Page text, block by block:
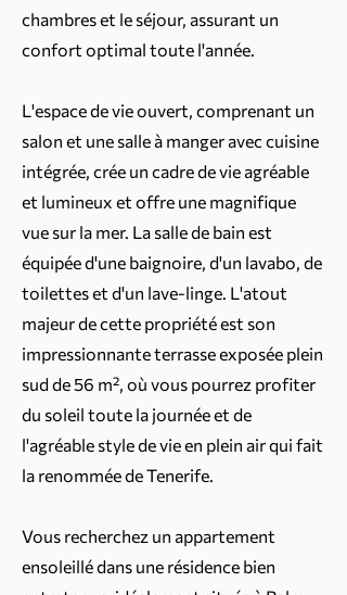
chambres et le séjour, assurant un
confort optimal toute l'année.
L'espace de vie ouvert, comprenant un
salon et une salle à manger avec cuisine
intégrée, crée un cadre de vie agréable
et lumineux et offre une magnifique
vue sur la mer. La salle de bain est
équipée d'une baignoire, d'un lavabo, de
toilettes et d'un lave-linge. L'atout
majeur de cette propriété est son
impressionnante terrasse exposée plein
sud de 56 m², où vous pourrez profiter
du soleil toute la journée et de
l'agréable style de vie en plein air qui fait
la renommée de Tenerife.
Vous recherchez un appartement
ensoleillé dans une résidence bien